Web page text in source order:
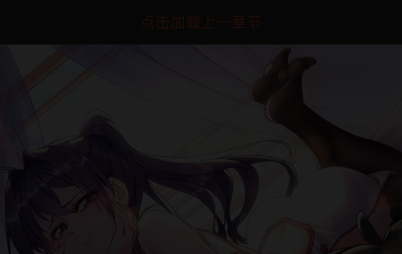
点击加载上一章节